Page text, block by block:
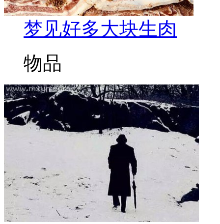
梦见好多大块生肉
物品